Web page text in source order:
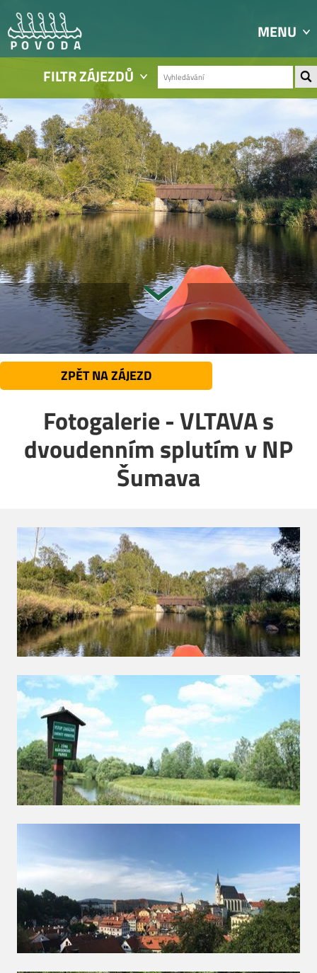
MENU
FILTR ZÁJEZDŮ
ZPĚT NA ZÁJEZD
Fotogalerie - VLTAVA s
dvoudenním splutím v NP
Šumava